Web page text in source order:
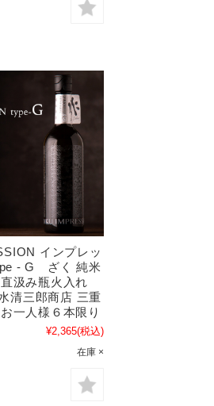
インプレッ
- G ざく 純米
汲み瓶火入れ
清三郎商店 三重
一人様６本限り
¥2,365(税込)
在庫 ×